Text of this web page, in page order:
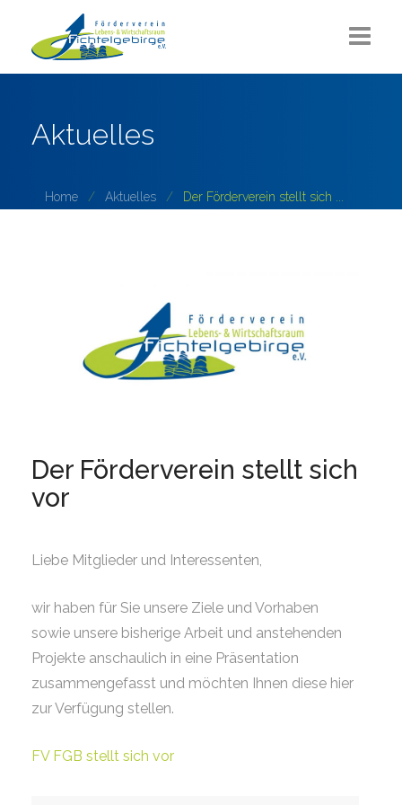
Über uns
Aktuelles
Home Aktuelles Der Förderverein stellt sich ...
Der Förderverein stellt sich
vor
Liebe Mitglieder und Interessenten,
wir haben für Sie unsere Ziele und Vorhaben
sowie unsere bisherige Arbeit und anstehenden
Projekte anschaulich in eine Präsentation
zusammengefasst und möchten Ihnen diese hier
zur Verfügung stellen.
FV FGB stellt sich vor